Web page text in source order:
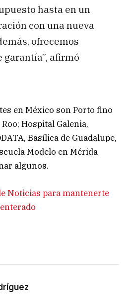
hasta en un
con una nueva
ofrecemos
garantía”, afirmó
en México son Porto fino
Hospital Galenia,
Basílica de Guadalupe,
Modelo en Mérida
algunos.
Noticias para mantenerte
enterado